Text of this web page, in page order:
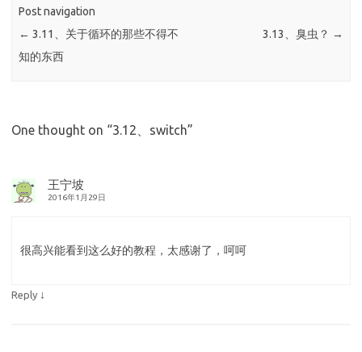
Post navigation
← 3.11、关于循环的那些不得不
知的东西
3.13、臭虫？ →
One thought on “3.12、switch”
王宁坡
2016年1月29日
很高兴能看到这么好的教程，太感谢了，呵呵
Reply ↓